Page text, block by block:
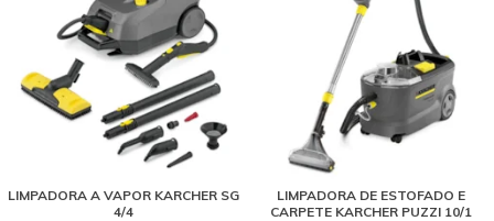
LIMPADORA A VAPOR KARCHER SG
4/4
LIMPADORA DE ESTOFADO E
CARPETE KARCHER PUZZI 10/1